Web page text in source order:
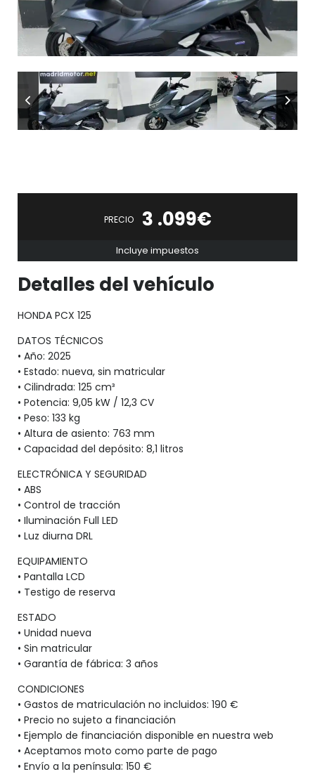
PRECIO 3 .099€
Incluye impuestos
Detalles del vehículo
HONDA PCX 125
DATOS TÉCNICOS
• Año: 2025
• Estado: nueva, sin matricular
• Cilindrada: 125 cm³
• Potencia: 9,05 kW / 12,3 CV
• Peso: 133 kg
• Altura de asiento: 763 mm
• Capacidad del depósito: 8,1 litros
ELECTRÓNICA Y SEGURIDAD
• ABS
• Control de tracción
• Iluminación Full LED
• Luz diurna DRL
EQUIPAMIENTO
• Pantalla LCD
• Testigo de reserva
ESTADO
• Unidad nueva
• Sin matricular
• Garantía de fábrica: 3 años
CONDICIONES
• Gastos de matriculación no incluidos: 190 €
• Precio no sujeto a financiación
• Ejemplo de financiación disponible en nuestra web
• Aceptamos moto como parte de pago
• Envío a la península: 150 €